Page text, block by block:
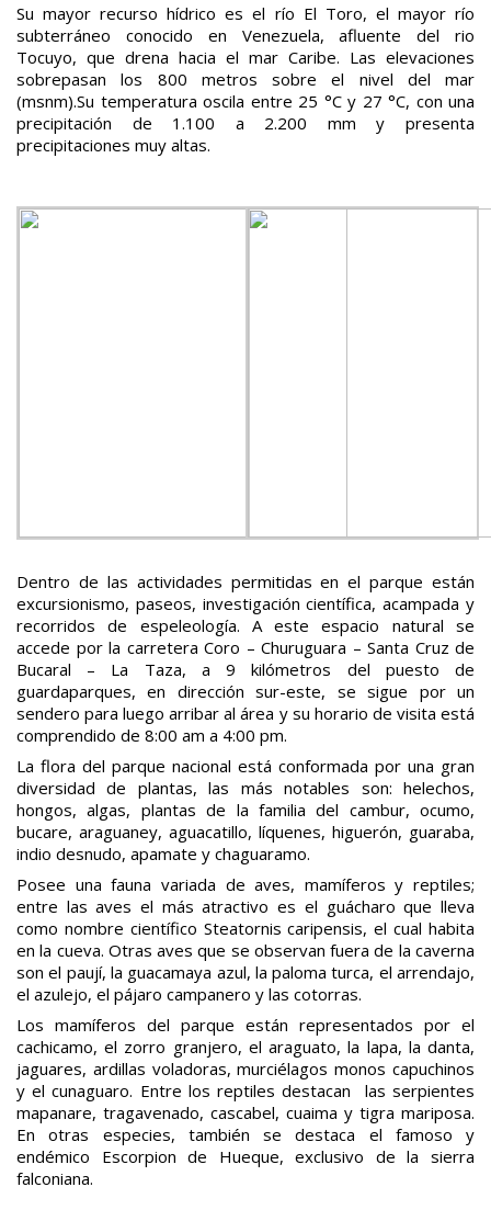
Su mayor recurso hídrico es el río El Toro, el mayor río
subterráneo conocido en Venezuela, afluente del rio
Tocuyo, que drena hacia el mar Caribe. Las elevaciones
sobrepasan los 800 metros sobre el nivel del mar
(msnm).Su temperatura oscila entre 25 °C y 27 °C, con una
precipitación de 1.100 a 2.200 mm y presenta
precipitaciones muy altas.
Dentro de las actividades permitidas en el parque están
excursionismo, paseos, investigación científica, acampada y
recorridos de espeleología. A este espacio natural se
accede por la carretera Coro – Churuguara – Santa Cruz de
Bucaral – La Taza, a 9 kilómetros del puesto de
guardaparques, en dirección sur-este, se sigue por un
sendero para luego arribar al área y su horario de visita está
comprendido de 8:00 am a 4:00 pm.
La flora del parque nacional está conformada por una gran
diversidad de plantas, las más notables son: helechos,
hongos, algas, plantas de la familia del cambur, ocumo,
bucare, araguaney, aguacatillo, líquenes, higuerón, guaraba,
indio desnudo, apamate y chaguaramo.
Posee una fauna variada de aves, mamíferos y reptiles;
entre las aves el más atractivo es el guácharo que lleva
como nombre científico Steatornis caripensis, el cual habita
en la cueva. Otras aves que se observan fuera de la caverna
son el paují, la guacamaya azul, la paloma turca, el arrendajo,
el azulejo, el pájaro campanero y las cotorras.
Los mamíferos del parque están representados por el
cachicamo, el zorro granjero, el araguato, la lapa, la danta,
jaguares, ardillas voladoras, murciélagos monos capuchinos
y el cunaguaro. Entre los reptiles destacan las serpientes
mapanare, tragavenado, cascabel, cuaima y tigra mariposa.
En otras especies, también se destaca el famoso y
endémico Escorpion de Hueque, exclusivo de la sierra
falconiana.